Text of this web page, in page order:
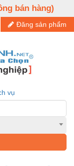
bán hàng)
Đăng sản phẩm
vụ